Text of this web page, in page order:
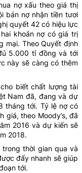
nợ xấu theo giá thị
bán nợ nhận tiền tươi
quyết 42 có hiệu lực
khoản nợ có giá trị
mại. Theo Quyết định
5.000 tỉ đồng và tới
này sẽ càng có thêm
biết chất lượng tài
Nam đã, đang và dự
tháng tới. Tỷ lệ nợ có
giá, theo Moody’s, đã
2016 và dự kiến sẽ
2018.
thời gian qua và
đẩy nhanh sẽ giúp
tới.